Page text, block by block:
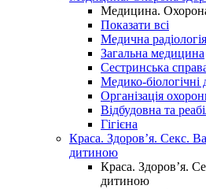
Медицина.
Показати всі
Медична
Загальна медицина
Сестринська
Медико-біологічні
Організація
Відбудовна та
Гігієна
Краса. Здоров’я. Секс.
дитиною
Краса. Здоров’я.
дитиною